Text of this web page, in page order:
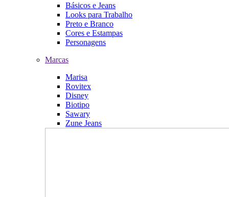
Básicos e Jeans
Looks para Trabalho
Preto e Branco
Cores e Estampas
Personagens
Marcas
Marisa
Rovitex
Disney
Biotipo
Sawary
Zune Jeans